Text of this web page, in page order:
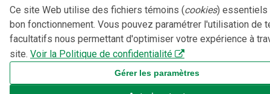
Ce site Web utilise des fichiers témoins (cookies) essentiels
bon fonctionnement. Vous pouvez paramétrer l'utilisation de
facultatifs nous permettant d'optimiser votre expérience à
site. Voir la Politique de confidentialité
Gérer les paramètres